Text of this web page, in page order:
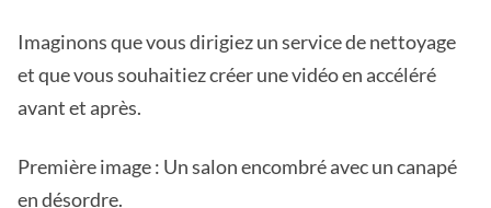
Imaginons que vous dirigiez un service de nettoyage
et que vous souhaitiez créer une vidéo en accéléré
avant et après.
Première image : Un salon encombré avec un canapé
en désordre.